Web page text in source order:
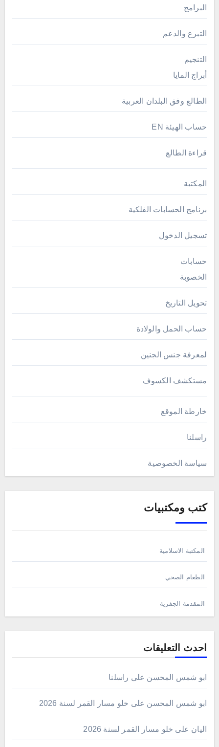
البرامج
التبرع والدعم
التنجيم
أبراج المايا
الطالع وفق البلدان العربية
حساب الهيئة EN
قراءة الطالع
المكتبة
برنامج الحسابات الفلكية
تسجيل الدخول
حسابات
الخصوبة
تحويل التاريخ
حساب الحمل والولادة
لمعرفة جنس الجنين
مستكشف الكسوف
خارطة الموقع
راسلنا
سياسة الخصوصية
كتب ومكتبيات
المكتبة الاسلامية
الطعام الصحي
المقدمة الجفرية
احدث التعليقات
ابو شمس المحسن على راسلنا
ابو شمس المحسن على خلو مسار القمر لسنة 2026
اليان على خلو مسار القمر لسنة 2026